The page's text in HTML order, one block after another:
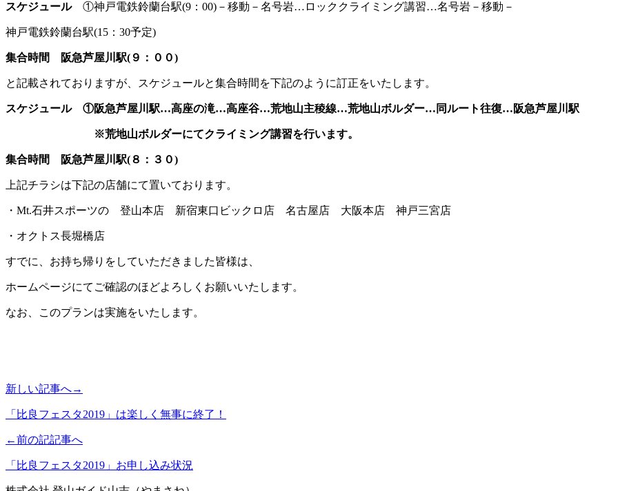
スケジュール①神戸電鉄鈴蘭台駅(9：00)－移動－名号岩…ロッククライミング講習…名号岩－移動－
神戸電鉄鈴蘭台駅(15：30予定)
集合時間 阪急芦屋川駅(９：００)
と記載されておりますが、スケジュールと集合時間を下記のように訂正をいたします。
スケジュール ①阪急芦屋川駅…高座の滝…高座谷…荒地山主稜線…荒地山ボルダー…同ルート往復…阪急芦屋川駅
※荒地山ボルダーにてクライミング講習を行います。
集合時間 阪急芦屋川駅(８：３０)
上記チラシは下記の店舗にて置いております。
・Mt.石井スポーツの 登山本店 新宿東口ビックロ店 名古屋店 大阪本店 神戸三宮店
・オクトス長堀橋店
すでに、お持ち帰りをしていただきました皆様は、
ホームページにてご確認のほどよろしくお願いいたします。
なお、このプランは実施をいたします。
新しい記事へ→
「比良フェスタ2019」は楽しく無事に終了！
←前の記記事へ
「比良フェスタ2019」お申し込み状況